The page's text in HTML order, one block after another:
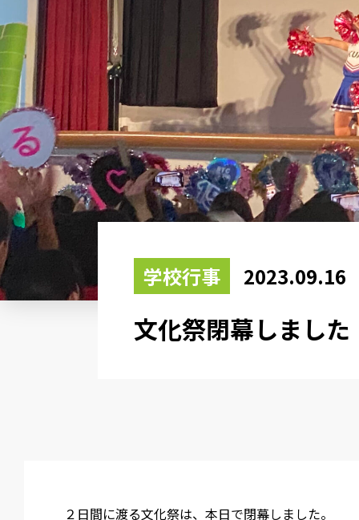
学校行事 2023.09.16
文化祭閉幕しました
２日間に渡る文化祭は、本日で閉幕しました。